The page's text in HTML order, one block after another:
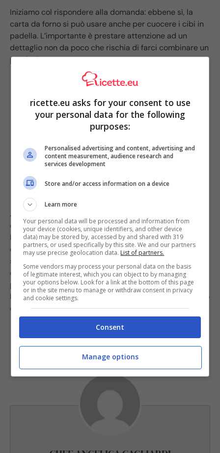
Iniziamo col rispondere alla domanda: ebbene sì, la
carta da forno si può usare anche per cuocere i cibi in
padella. L’importante è prestare attenzione ad un
dettaglio non da poco che rischia di farci combinare un
pasticcio.
A differenza del forno, infatti, dove non c’è contatto
diretto con una fiamma, il fornello su cui posizioniamo
la padella è diverso. Per questo motivo il consiglio è
quello di tenere sempre il bruciatore al minimo e
servirsi di un coperchio per trattenere il calore. In
questo modo non dovremmo avere problemi: non
preoccupatevi se la carta si ingiallisce leggermente,
l’importante è evitare che si bruci. Adesso che il dubbio
è chiarito, non resta che provare.
ricette.eu asks for your consent to use
your personal data for the following
purposes:
Personalised advertising and content, advertising and
content measurement, audience research and
services development
Store and/or access information on a device
Learn more
Your personal data will be processed and information from
your device (cookies, unique identifiers, and other device
data) may be stored by, accessed by and shared with 319
partners, or used specifically by this site. We and our partners
may use precise geolocation data. List of partners.
Some vendors may process your personal data on the basis
of legitimate interest, which you can object to by managing
your options below. Look for a link at the bottom of this page
or in the site menu to manage or withdraw consent in privacy
and cookie settings.
Consent
Manage options